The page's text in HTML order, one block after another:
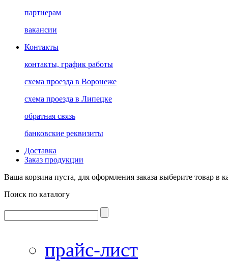
партнерам
вакансии
Контакты
контакты, график работы
схема проезда в Воронеже
схема проезда в Липецке
обратная связь
банковские реквизиты
Доставка
Заказ продукции
Ваша корзина пуста, для оформления заказа выберите товар в
Поиск по каталогу
прайс-лист